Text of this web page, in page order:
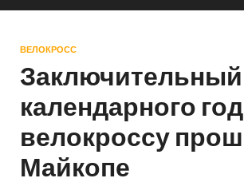
ВЕЛОКРОСС
Заключительный
календарного
велокроссу
Майкопе